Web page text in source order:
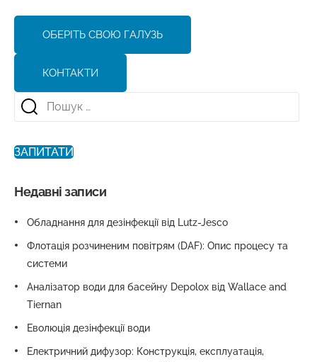
ЗАПИТАТИ
Недавні записи
Обладнання для дезінфекції від Lutz-Jesco
Флотація розчиненим повітрям (DAF): Опис процесу та
системи
Аналізатор води для басейну Depolox від Wallace and
Tiernan
Еволюція дезінфекції води
Електричний дифузор: Конструкція, експлуатація,
ОБЕРІТЬ СВОЮ ГАЛУЗЬ
КОНТАКТИ